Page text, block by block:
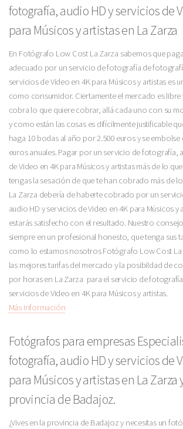
fotografía, audio HD y servicios de
para Músicos y artistas en La Zarza
En Fotógrafo Low Cost La Zarza sabemos que
adecuado por un servicio de fotografía de
servicios de Video en 4K para Músicos y artistas es
como consumidor. Ciertamente el mercado es
cobra lo que quiere cobrar, allá cada uno con su
y como están las cosas es difícilmente justificable
haga 10 bodas al año por 2.500 euros y se embolse
euros anuales. Pagar por un servicio de fotografía,
de Video en 4K para Músicos y artistas más de lo
tengas la sesación de que te han cobrado más de
La Zarza debería de haberte cobrado por un
audio HD y servicios de Video en 4K para Músicos y
estarás satisfecho con el resultado. Nuestro
siempre en un profesional honesto, que tenga sus
como lo estamos nosotros Fotógrafo Low Cost
las mejores tarifas del mercado y la posibildad de
por horas en La Zarza para el servicio de
servicios de Video en 4K para Músicos y artistas.
Más Información
Fotógrafos para empresas
fotografía, audio HD y servicios de
para Músicos y artistas en La Zarza
provincia de Badajoz.
¿Vives en la provincia de Badajoz y necesitas un